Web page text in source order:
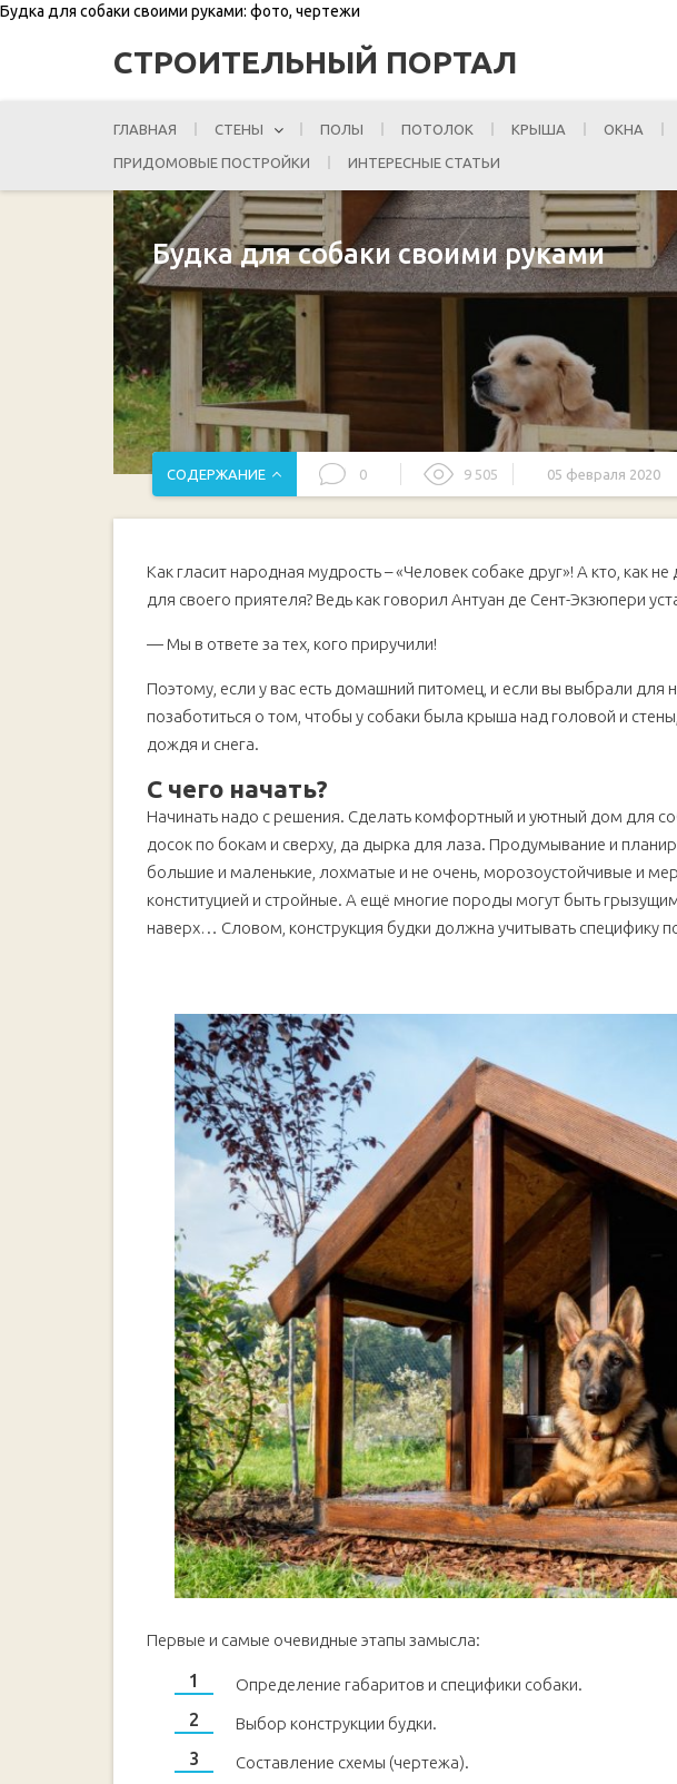
Будка для собаки своими руками: фото, чертежи
СТРОИТЕЛЬНЫЙ ПОРТАЛ
ГЛАВНАЯ СТЕНЫ ПОЛЫ ПОТОЛОК КРЫША ОКНА
ПРИДОМОВЫЕ ПОСТРОЙКИ ИНТЕРЕСНЫЕ СТАТЬИ
Будка для собаки своими руками
СОДЕРЖАНИЕ 0 9 505 05 февраля 2020
Чертёж
Выбор материалов
Конура из металлического профиля, обшитая вагонкой или ДСП
Дом для собаки из поддонов
Как гласит народная мудрость – «Человек собаке друг»! А кто, как
для своего приятеля? Ведь как говорил Антуан де Сент-Экзюпери
— Мы в ответе за тех, кого приручили!
Поэтому, если у вас есть домашний питомец, и если вы выбрали для
позаботиться о том, чтобы у собаки была крыша над головой и
дождя и снега.
С чего начать?
Начинать надо с решения. Сделать комфортный и уютный дом для
досок по бокам и сверху, да дырка для лаза. Продумывание и
большие и маленькие, лохматые и не очень, морозоустойчивые и
конституцией и стройные. А ещё многие породы могут быть
наверх… Словом, конструкция будки должна учитывать специфику
Первые и самые очевидные этапы замысла:
Определение габаритов и специфики собаки.
Выбор конструкции будки.
Составление схемы (чертежа).